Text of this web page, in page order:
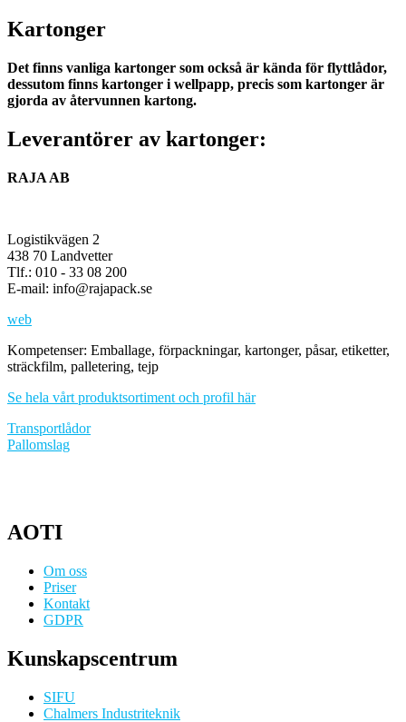
Kartonger
Det finns vanliga kartonger som också är kända för flyttlådor,
dessutom finns kartonger i wellpapp, precis som kartonger är
gjorda av återvunnen kartong.
Leverantörer av kartonger:
RAJA AB
Logistikvägen 2
438 70 Landvetter
Tlf.: 010 - 33 08 200
E-mail: info@rajapack.se
web
Kompetenser: Emballage, förpackningar, kartonger, påsar, etiketter,
sträckfilm, palletering, tejp
Se hela vårt produktsortiment och profil här
Inläggsnavigering
Transportlådor
Pallomslag
AOTI
Om oss
Priser
Kontakt
GDPR
Kunskapscentrum
SIFU
Chalmers Industriteknik